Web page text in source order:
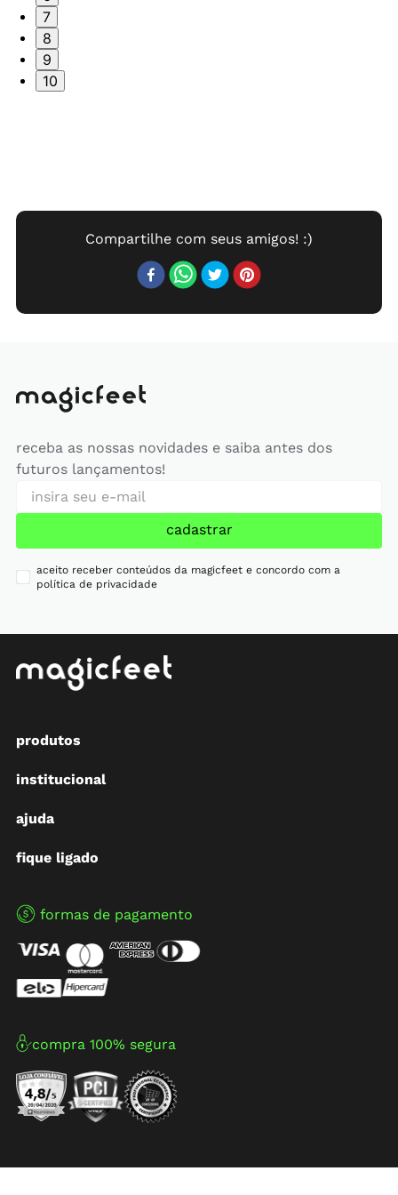
7
8
9
10
receba as nossas novidades e saiba antes dos
futuros lançamentos!
cadastrar
aceito receber conteúdos da magicfeet e concordo com a
política de privacidade
produtos
institucional
ajuda
fique ligado
formas de pagamento
compra 100% segura